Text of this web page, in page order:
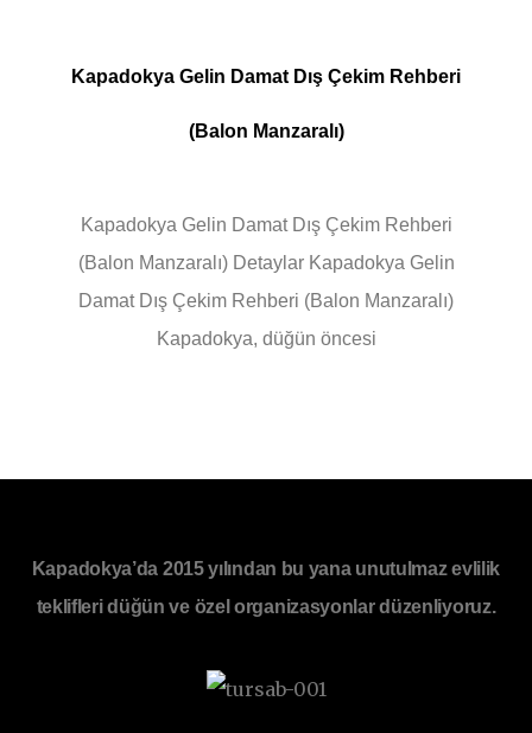
Kapadokya Gelin Damat Dış Çekim Rehberi
(Balon Manzaralı)
Kapadokya Gelin Damat Dış Çekim Rehberi
(Balon Manzaralı) Detaylar Kapadokya Gelin
Damat Dış Çekim Rehberi (Balon Manzaralı)
Kapadokya, düğün öncesi
Kapadokya’da 2015 yılından bu yana unutulmaz evlilik
teklifleri düğün ve özel organizasyonlar düzenliyoruz.